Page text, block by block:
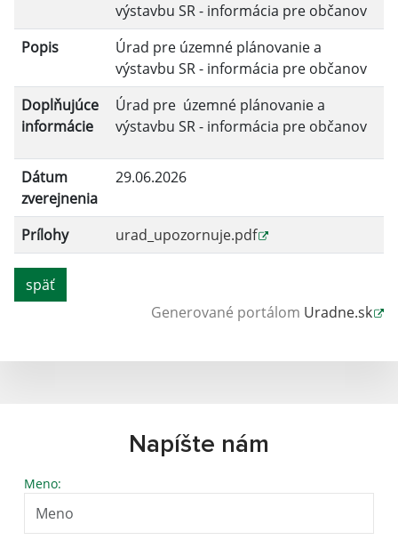
výstavbu SR - informácia pre občanov
Popis
Úrad pre územné plánovanie a
výstavbu SR - informácia pre občanov
Doplňujúce
informácie
Úrad pre územné plánovanie a
výstavbu SR - informácia pre občanov
Dátum
zverejnenia
29.06.2026
Prílohy urad_upozornuje.pdf
späť
Generované portálom Uradne.sk
Napíšte nám
Meno: